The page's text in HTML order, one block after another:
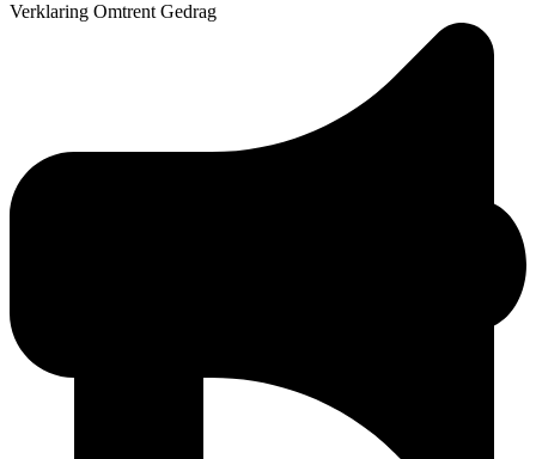
Verklaring Omtrent Gedrag